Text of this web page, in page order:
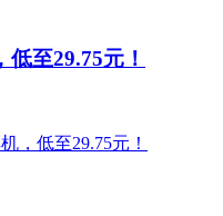
至29.75元！